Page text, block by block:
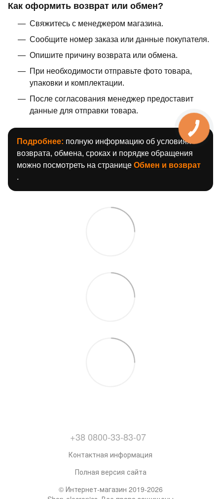
Как оформить возврат или обмен?
Свяжитесь с менеджером магазина.
Сообщите номер заказа или данные покупателя.
Опишите причину возврата или обмена.
При необходимости отправьте фото товара,
упаковки и комплектации.
После согласования менеджер предоставит
данные для отправки товара.
Подробнее: полную информацию об условиях
возврата, обмена, сроках и порядке обращения
можно посмотреть на странице Обмен и возврат
.
+38 0800-33-83-07
Контактная информация
Полная версия сайта
© Интернет-магазин 2019-2026